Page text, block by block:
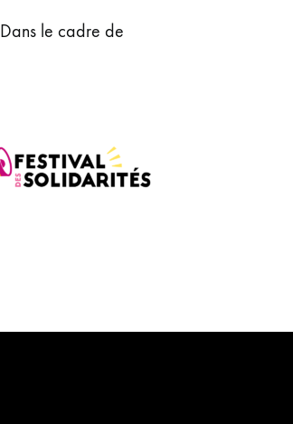
Dans le cadre de